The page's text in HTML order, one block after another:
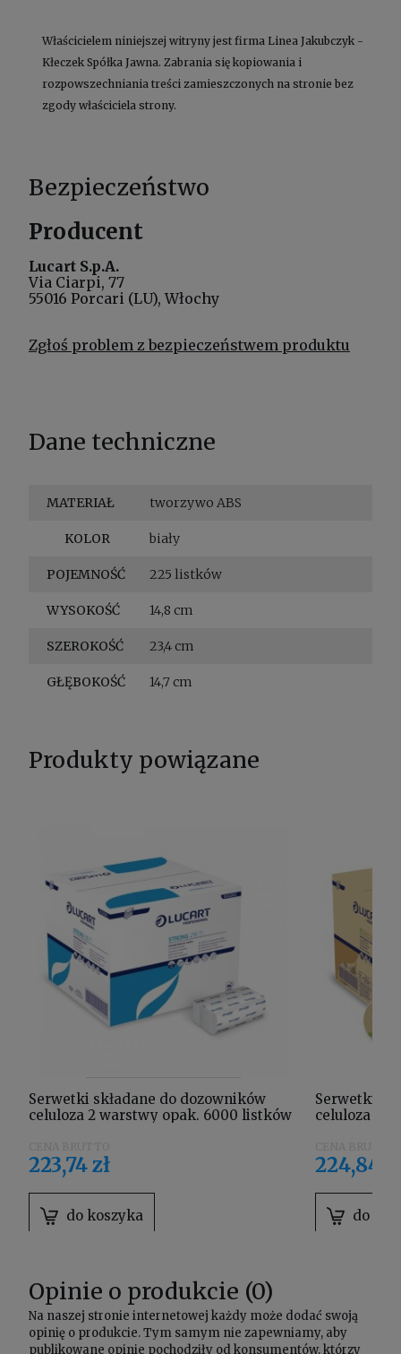
Właścicielem niniejszej witryny jest firma Linea Jakubczyk -
Kłeczek Spółka Jawna. Zabrania się kopiowania i
rozpowszechniania treści zamieszczonych na stronie bez
zgody właściciela strony.
Bezpieczeństwo
Producent
Lucart S.p.A.
Via Ciarpi, 77
55016 Porcari (LU), Włochy
Zgłoś problem z bezpieczeństwem produktu
Dane techniczne
MATERIAŁ tworzywo ABS
KOLOR biały
POJEMNOŚĆ 225 listków
WYSOKOŚĆ 14,8 cm
SZEROKOŚĆ 23,4 cm
GŁĘBOKOŚĆ 14,7 cm
Produkty powiązane
Serwetki składane do dozowników
celuloza 2 warstwy opak. 6000 listków
223,74 zł
do koszyka
Serwetki
celuloza
224,84
do
Opinie o produkcie (0)
Na naszej stronie internetowej każdy może dodać swoją
opinię o produkcie. Tym samym nie zapewniamy, aby
publikowane opinie pochodziły od konsumentów, którzy